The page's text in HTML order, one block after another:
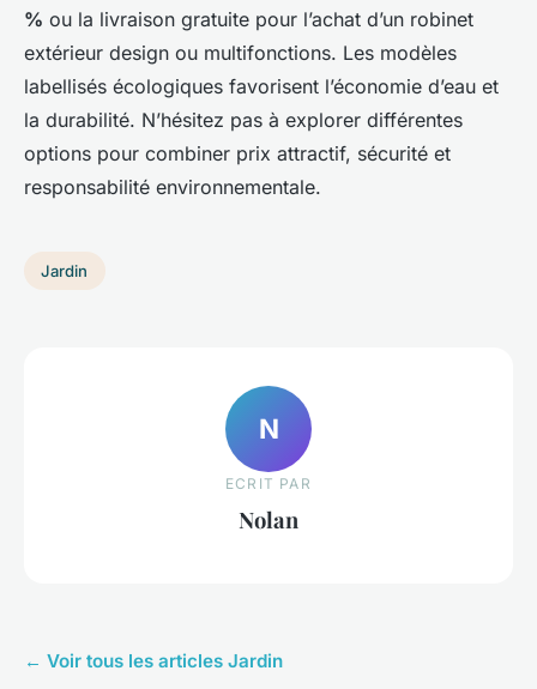
% ou la livraison gratuite pour l’achat d’un robinet
extérieur design ou multifonctions. Les modèles
labellisés écologiques favorisent l’économie d’eau et
la durabilité. N’hésitez pas à explorer différentes
options pour combiner prix attractif, sécurité et
responsabilité environnementale.
Jardin
N
ECRIT PAR
Nolan
← Voir tous les articles Jardin